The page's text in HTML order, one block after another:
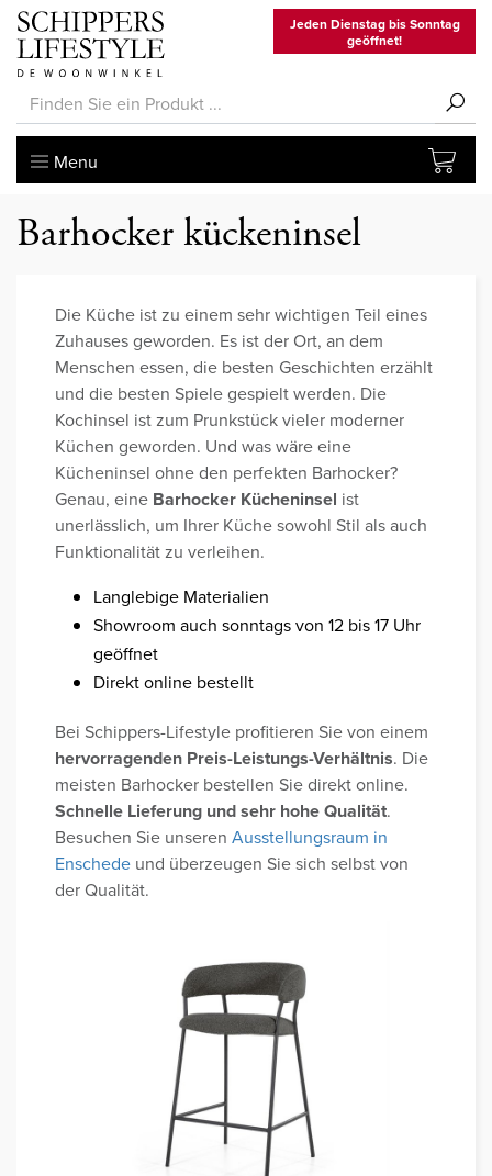
Jeden Dienstag bis Sonntag
geöffnet!
Menu
Barhocker kückeninsel
Die Küche ist zu einem sehr wichtigen Teil eines
Zuhauses geworden. Es ist der Ort, an dem
Menschen essen, die besten Geschichten erzählt
und die besten Spiele gespielt werden. Die
Kochinsel ist zum Prunkstück vieler moderner
Küchen geworden. Und was wäre eine
Kücheninsel ohne den perfekten Barhocker?
Genau, eine Barhocker Kücheninsel ist
unerlässlich, um Ihrer Küche sowohl Stil als auch
Funktionalität zu verleihen.
Langlebige Materialien
Showroom auch sonntags von 12 bis 17 Uhr
geöffnet
Direkt online bestellt
Bei Schippers-Lifestyle profitieren Sie von einem
hervorragenden Preis-Leistungs-Verhältnis. Die
meisten Barhocker bestellen Sie direkt online.
Schnelle Lieferung und sehr hohe Qualität.
Besuchen Sie unseren Ausstellungsraum in
Enschede und überzeugen Sie sich selbst von
der Qualität.